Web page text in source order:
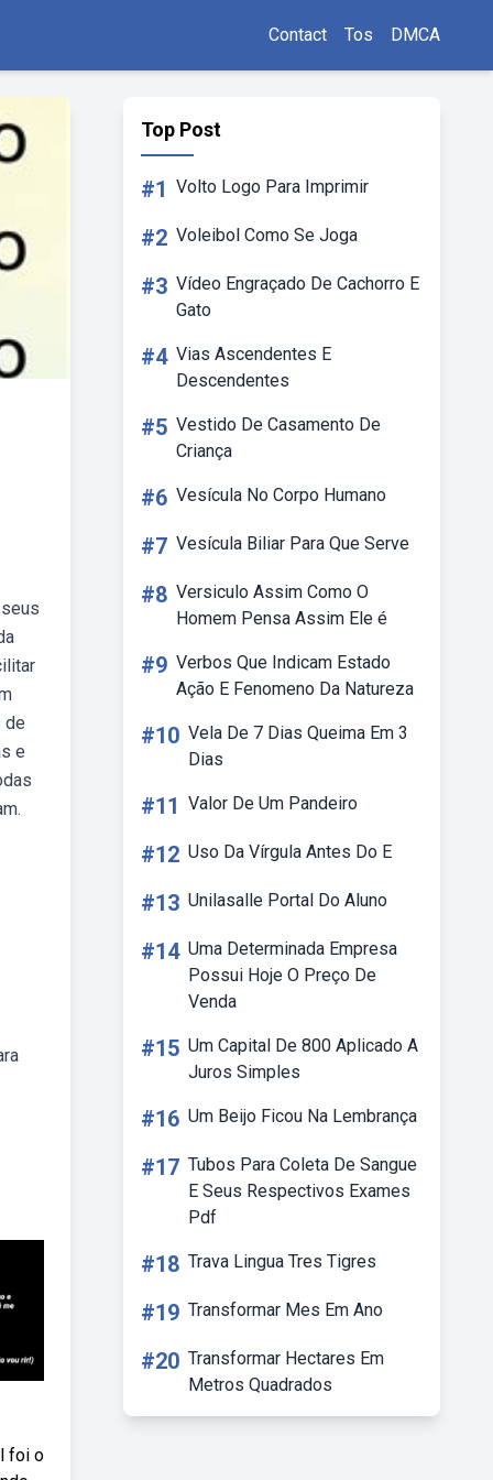
Contact Tos DMCA
de
e
foi o
Top Post
#1 Volto Logo Para Imprimir
#2 Voleibol Como Se Joga
#3 Vídeo Engraçado De Cachorro E
Gato
#4 Vias Ascendentes E
Descendentes
#5 Vestido De Casamento De
Criança
#6 Vesícula No Corpo Humano
#7 Vesícula Biliar Para Que Serve
#8 Versiculo Assim Como O
Homem Pensa Assim Ele é
#9 Verbos Que Indicam Estado
Ação E Fenomeno Da Natureza
#10 Vela De 7 Dias Queima Em 3
Dias
#11 Valor De Um Pandeiro
#12 Uso Da Vírgula Antes Do E
#13 Unilasalle Portal Do Aluno
#14 Uma Determinada Empresa
Possui Hoje O Preço De
Venda
#15 Um Capital De 800 Aplicado A
Juros Simples
#16 Um Beijo Ficou Na Lembrança
#17 Tubos Para Coleta De Sangue
E Seus Respectivos Exames
Pdf
#18 Trava Lingua Tres Tigres
#19 Transformar Mes Em Ano
#20 Transformar Hectares Em
Metros Quadrados